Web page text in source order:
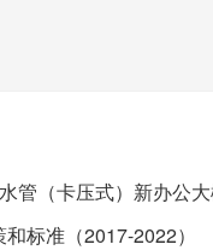
标准（2017-2022）